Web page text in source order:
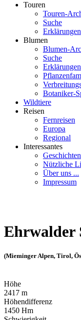
Touren
Touren-
Suche
Erklärungen
Blumen
Blumen-
Suche
Erklärungen
Botaniker-
Wildtiere
Reisen
Fernreisen
Europa
Regional
Interessantes
Geschichten
Nützliche
Über uns ...
Impressum
Ehrwalder
(Mieminger Alpen, Tirol,
Höhe
2417 m
Höhendifferenz
1450 Hm